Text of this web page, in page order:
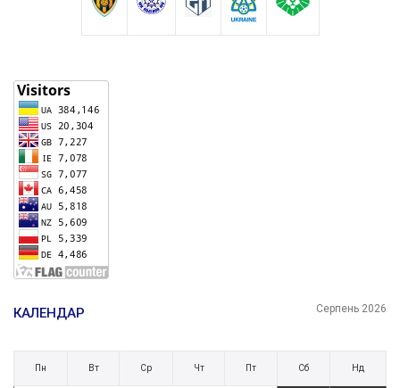
КАЛЕНДАР Серпень 2026
Пн Вт Ср Чт Пт Сб Нд